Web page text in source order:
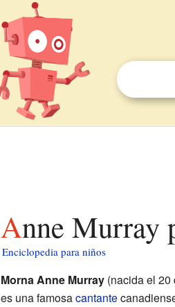
Anne Murray
Enciclopedia para niños
Morna Anne Murray(nacida el 20
es una famosacantante